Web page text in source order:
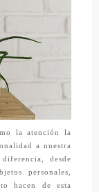
la atención la
a nuestra
desde
personales,
hacen de esta